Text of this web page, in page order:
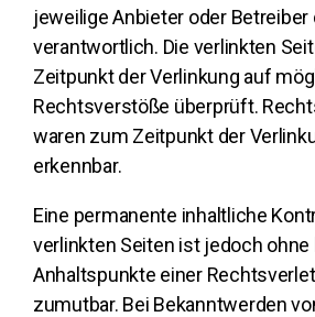
jeweilige Anbieter oder Betreiber
verantwortlich. Die verlinkten
Zeitpunkt der Verlinkung auf
Rechtsverstöße überprüft.
waren zum Zeitpunkt der
erkennbar.
Eine permanente inhaltliche
verlinkten Seiten ist jedoch ohne
Anhaltspunkte einer
zumutbar. Bei Bekanntwerden